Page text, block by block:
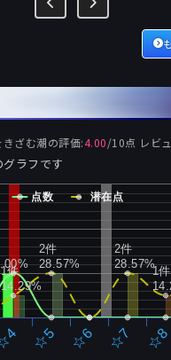
きざむ潮の評価:4.00/10点 レビ
ラフです
点数 潜在点
☆5 ☆6 ☆7 ☆8
1件
14.29%
2件
28.57%
2件
28.57%
1件